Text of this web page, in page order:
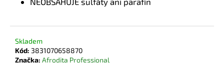
Skladem
Kód: 3831070658870
Značka: Afrodita Professional